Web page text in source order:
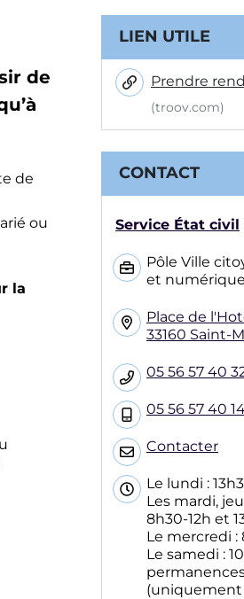
de
de
ou
la
LIEN UTILE
Prendre
(troov.com)
CONTACT
Service État civil
Pôle Ville
et numérique
Place de
33160 Saint-
05 56 57 40
05 56 57 40
Contacter
Le lundi :
Les mardi,
8h30-12h et
Le mercredi :
Le samedi :
(uniquement